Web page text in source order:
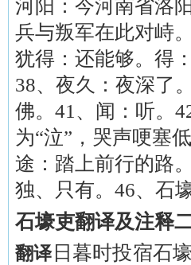
河阳：今河南省洛
兵与叛军在此对峙
犹得：还能够。得
38、夜久：夜深了
佛。41、闻：听。
为“泣”，哭声哽塞
途：踏上前行的路
独、只有。46、石
石壕吏翻译及注释
翻译日暮时投宿石